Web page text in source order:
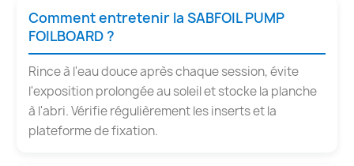
Comment entretenir la SABFOIL PUMP
FOILBOARD ?
Rince à l'eau douce après chaque session, évite
l'exposition prolongée au soleil et stocke la planche
à l'abri. Vérifie régulièrement les inserts et la
plateforme de fixation.